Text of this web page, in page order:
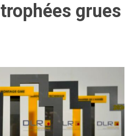
trophées grues